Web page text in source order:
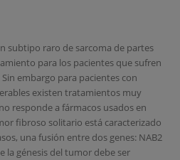
subtipo raro de sarcoma de partes
para los pacientes que sufren
embargo para pacientes con
existen tratamientos muy
responde a fármacos usados en
fibroso solitario está caracterizado
una fusión entre dos genes: NAB2
la génesis del tumor debe ser